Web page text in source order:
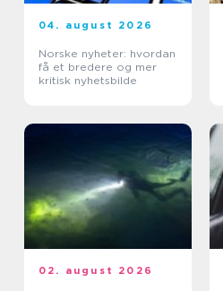
04. august 2026
Norske nyheter: hvordan
få et bredere og mer
kritisk nyhetsbilde
02. august 2026